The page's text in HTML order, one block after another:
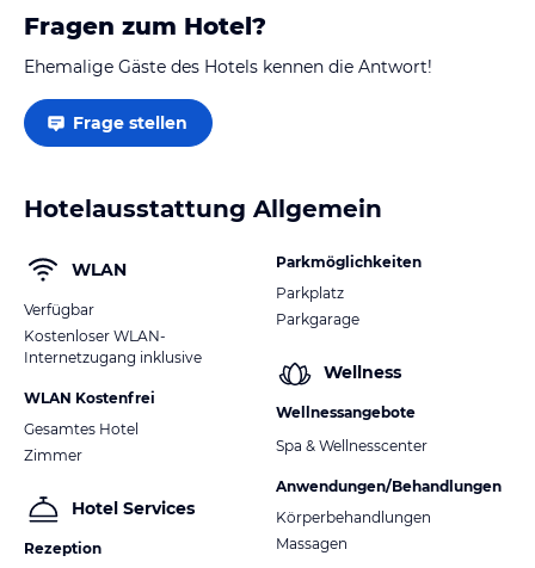
Fragen zum Hotel?
Ehemalige Gäste des Hotels kennen die Antwort!
Frage stellen
Hotelausstattung Allgemein
WLAN
Verfügbar
Kostenloser WLAN-
Internetzugang inklusive
WLAN Kostenfrei
Gesamtes Hotel
Zimmer
Hotel Services
Rezeption
Parkmöglichkeiten
Parkplatz
Parkgarage
Wellness
Wellnessangebote
Spa & Wellnesscenter
Anwendungen/Behandlungen
Körperbehandlungen
Massagen